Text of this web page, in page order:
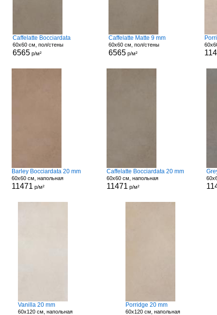
Caffelatte Bocciardata
60x60 см, пол/стены
6565р/м²
Caffelatte Matte 9 mm
60x60 см, пол/стены
6565 р/м²
Barley Bocciardata 20 mm
60x60 см, напольная
11471 р/м²
Caffelatte Bocciardata 20 mm
60x60 см, напольная
11471 р/м²
Vanilla 20 mm
60x120 см, напольная
Porridge 20 mm
60x120 см, напольная